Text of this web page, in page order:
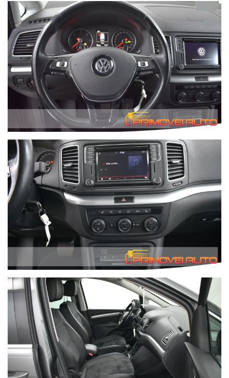
ABS Cruise control adattivo Avviso di distanza Pneumatico per
tutte le stagioni Bracciolo Assistenza alla partenza in salita
Fari bi-xeno Bluetooth Computer di bordo Lettore CD Barre
sul tetto Elettr. Finestre Elettr. Specchietto retrovisore Elettr.
Regolazione del sedile Elettr. Immobilizzatore esp Assistenza
abbaglianti Viva voce Garanzia Divisorio del bagagliaio
Limitatore di velocità Specchietto retrovisore interno autom.
Screening off Isofix Luci diurne a LED Cerchi in lega Sensore
di luce Supporto lombare Avviso di affaticamento Volante
multifunzione Navigazione Antinebbia Veicolo non fumatori
Assistenza alla frenata di emergenza Sistema di chiamata di
emergenza Kit di soccorso stradale Sensore pioggia
Monitoraggio della pressione dei pneumatici Pulizia dei fari
Servosterzo Sedili riscaldati Impianto audio Sospensioni
sportive Pacchetto sportivo Sedili sportivi Lane Keeping Assist
Riscaldamento Sistema di avvio/arresto automatico Assistenza
all'angolo cieco Touchscreen Controllo di trazione
Sintonizzatore/Radio USB Riconoscimento dei segnali stradali
Pacchetto invernale Centralizzata Sensori Retrocamera